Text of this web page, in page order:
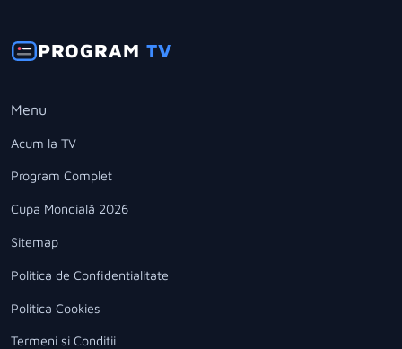
PROGRAMTV
Menu
Acum la TV
Program Complet
Cupa Mondială 2026
Sitemap
Politica de Confidentialitate
Politica Cookies
Termeni si Conditii